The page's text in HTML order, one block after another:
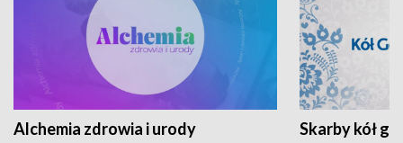
Alchemia zdrowia i urody Skarby kół